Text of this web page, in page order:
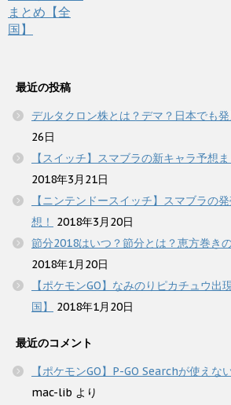
最近の投稿
デルタクロン株とは？デマ？日本でも
26日
【スイッチ】スマブラの新キャラ予想
2018年3月21日
【ニンテンドースイッチ】スマブラの
想！
2018年3月20日
節分2018はいつ？節分とは？恵方巻き
2018年1月20日
【ポケモンGO】なみのりピカチュウ出
国】
2018年1月20日
最近のコメント
【ポケモンGO】P-GO Searchが使えな
mac-lib より